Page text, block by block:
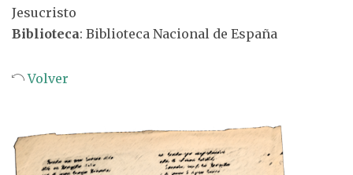
Jesucristo
Biblioteca: Biblioteca Nacional de España
Volver